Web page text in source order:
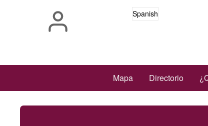
Spanish
navigation
Mapa Directorio